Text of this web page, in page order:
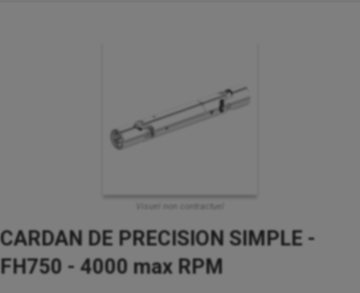
Visuel non contractuel
CARDAN DE PRECISION SIMPLE -
FH750 - 4000 max RPM